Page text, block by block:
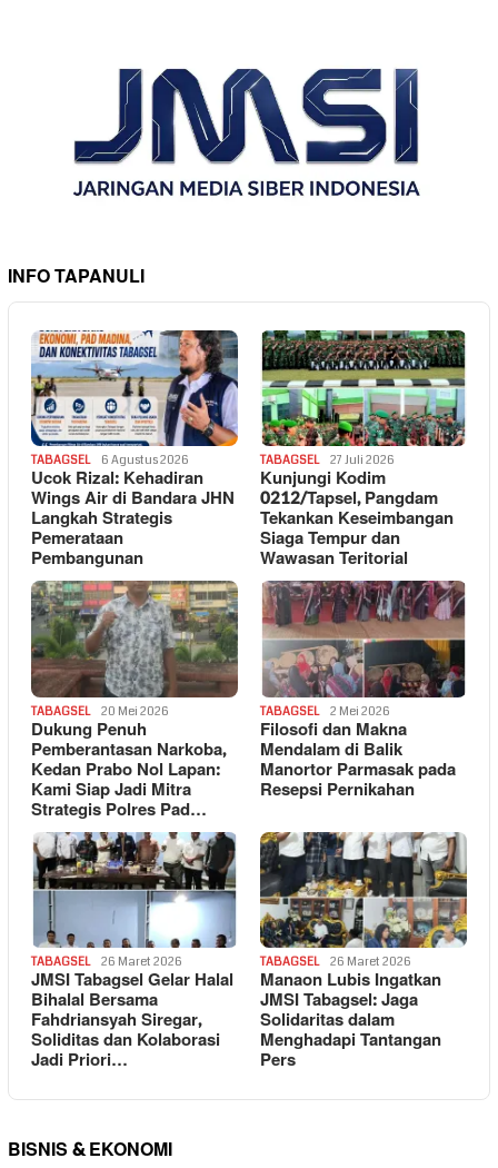
INFO TAPANULI
TABAGSEL 6 Agustus 2026
Ucok Rizal: Kehadiran
Wings Air di Bandara JHN
Langkah Strategis
Pemerataan
Pembangunan
TABAGSEL 27 Juli 2026
Kunjungi Kodim
0212/Tapsel, Pangdam
Tekankan Keseimbangan
Siaga Tempur dan
Wawasan Teritorial
TABAGSEL 20 Mei 2026
Dukung Penuh
Pemberantasan Narkoba,
Kedan Prabo Nol Lapan:
Kami Siap Jadi Mitra
Strategis Polres Pad…
TABAGSEL 2 Mei 2026
Filosofi dan Makna
Mendalam di Balik
Manortor Parmasak pada
Resepsi Pernikahan
TABAGSEL 26 Maret 2026
JMSI Tabagsel Gelar Halal
Bihalal Bersama
Fahdriansyah Siregar,
Soliditas dan Kolaborasi
Jadi Priori…
TABAGSEL 26 Maret 2026
Manaon Lubis Ingatkan
JMSI Tabagsel: Jaga
Solidaritas dalam
Menghadapi Tantangan
Pers
BISNIS & EKONOMI